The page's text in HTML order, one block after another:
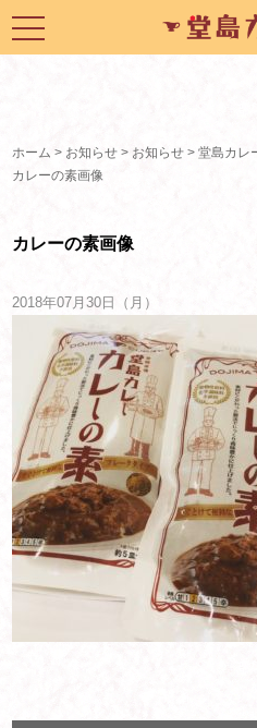
toggle
navigation
ホーム > お知らせ > お知らせ >堂島カレ
カレーの素画像
カレーの素画像
2018年07月30日（月）